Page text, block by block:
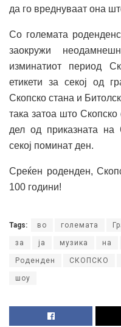
да го вреднуваат она
Со големата
заокружи
изминатиот период
етикети за секој од
Скопско стана и
така затоа што
дел од приказната на
секој поминат ден.
Среќен роденден,
100 години!
Tags: во големата
за ја музика на
Роденден СКОПСКО
шоу